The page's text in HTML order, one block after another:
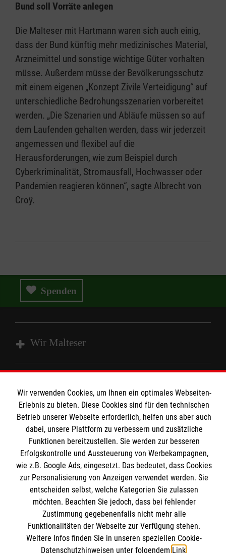
Bund soll Vorräte anlegen
Die Malteser mit Hartmann waren sich auch einig,
dass der Bund künftig mehr medizinisches Material,
Arzneimittel und sonstige wichtige Güter vorhalten
müsse. Außerdem müsse der Bevölkerungsschutz
mit einem eigenen „Konzept Zivile Verteidigung“ auf
unterschiedliche Bedrohungsszenarien vorbereitet
werden. „Die Szenarien und Abläufe müssen so auf
dem Laufenden gehalten werden, dass wir jederzeit
angemessen und flexibel auf die
Herausforderungen, wie zum Beispiel durch
Cyberkriminalität, Stromausfall, Hochwasser oder
Pandemien reagieren können“, sagte Albrecht von
Croÿ.
Spenden
Wir Malteser
Angebote und Leistungen
Unsere Kurse
Mitarbeiten
Wir Malteser
Informationen
Kontakt
Pressestelle
Impressum
Datenschutz
Malteser online
Malteserorden
Malteser Jugend
Malteser International
Sharepoint
Spendenkonto
Empfänger: Malteser Hilfsdienst e.V.
Wir verwenden Cookies, um Ihnen ein optimales Webseiten-
Erlebnis zu bieten. Diese Cookies sind für den technischen
Betrieb unserer Webseite erforderlich, helfen uns aber auch
dabei, unsere Plattform zu verbessern und zusätzliche
Funktionen bereitzustellen. Sie werden zur besseren
Erfolgskontrolle und Aussteuerung von Werbekampagnen,
wie z.B. Google Ads, eingesetzt. Das bedeutet, dass Cookies
zur Personalisierung von Anzeigen verwendet werden. Sie
entscheiden selbst, welche Kategorien Sie zulassen
möchten. Beachten Sie jedoch, dass bei fehlender
Zustimmung gegebenenfalls nicht mehr alle
Funktionalitäten der Webseite zur Verfügung stehen.
Weitere Infos finden Sie in unseren speziellen Cookie-
Datenschutzhinweisen unter folgendem Link.